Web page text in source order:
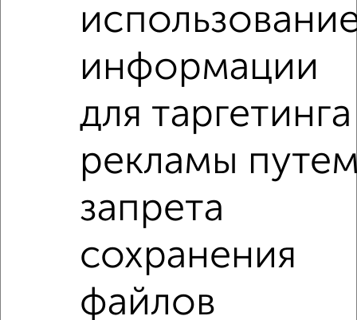
Рядом, с меньшей ценой
Недалеко от Революционная 101 с ценой ниже
3‑комнатные квартиры
Поиск по схожим параметрам:
на улице Революционная на первом этаже
не последний этаж в малоэтажном доме
с центральным отоплением
Вторичное жилье в панельном доме
с раздельным санузлом
площадью до 70 м² На материнский капитал
информации
для таргетинга
рекламы
запрета
сохранения
файлов